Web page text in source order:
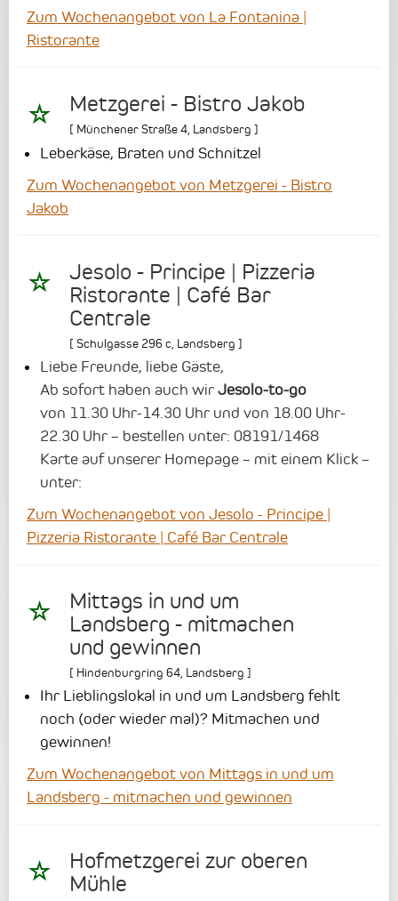
Zum Wochenangebot von La Fontanina |
Ristorante
Metzgerei - Bistro Jakob
[ Münchener Straße 4 Landsberg ]
Leberkäse, Braten und Schnitzel
Zum Wochenangebot von Metzgerei - Bistro
Jakob
Jesolo - Principe | Pizzeria
Ristorante | Café Bar
Centrale
[ Schulgasse 296 c Landsberg ]
Liebe Freunde, liebe Gäste,
Ab sofort haben auch wir Jesolo-to-go
von 11.30 Uhr-14.30 Uhr und von 18.00 Uhr-
22.30 Uhr – bestellen unter: 08191/1468
Karte auf unserer Homepage – mit einem Klick –
unter:
Zum Wochenangebot von Jesolo - Principe |
Pizzeria Ristorante | Café Bar Centrale
Mittags in und um
Landsberg - mitmachen
und gewinnen
[ Hindenburgring 64, Landsberg ]
Ihr Lieblingslokal in und um Landsberg fehlt
noch (oder wieder mal)? Mitmachen und
gewinnen!
Zum Wochenangebot von Mittags in und um
Landsberg - mitmachen und gewinnen
Hofmetzgerei zur oberen
Mühle